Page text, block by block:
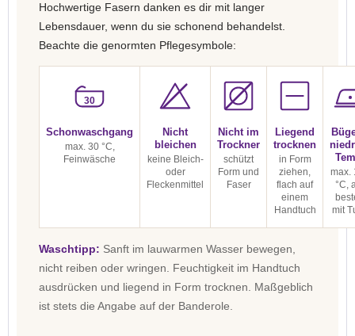
Hochwertige Fasern danken es dir mit langer
Lebensdauer, wenn du sie schonend behandelst.
Beachte die genormten Pflegesymbole:
30
Schonwaschgang
max. 30 °C,
Feinwäsche
Nicht
bleichen
keine Bleich-
oder
Fleckenmittel
Nicht im
Trockner
schützt
Form und
Faser
Liegend
trocknen
in Form
ziehen,
flach auf
einem
Handtuch
max.
°C,
mit
Waschtipp: Sanft im lauwarmen Wasser bewegen,
nicht reiben oder wringen. Feuchtigkeit im Handtuch
ausdrücken und liegend in Form trocknen. Maßgeblich
ist stets die Angabe auf der Banderole.